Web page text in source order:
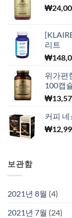
₩
리트
₩
위가편
100캡
₩
커피
₩
보관함
2021년 8월 (4)
2021년 7월 (24)